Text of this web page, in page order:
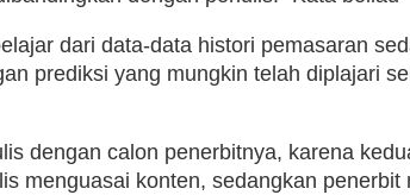
dari data-data histori pemasaran
prediksi yang mungkin telah diplajari
dengan calon penerbitnya, karena
menguasai konten, sedangkan penerbit